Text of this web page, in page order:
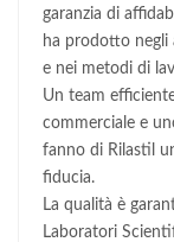
garanzia di
ha prodotto negli
e nei metodi di
Un team
commerciale e
fanno di Rilastil
fiducia.
La qualità è
Laboratori